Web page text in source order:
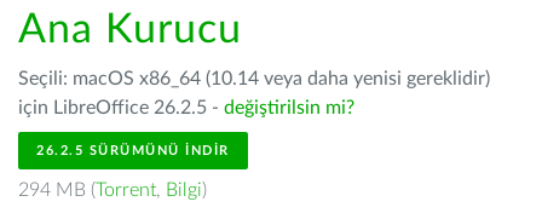
Ana Kurucu
Seçili: macOS x86_64 (10.14 veya daha yenisi gereklidir)
için LibreOffice 26.2.5 - değiştirilsin mi?
26.2.5 SÜRÜMÜNÜ İNDIR
294 MB (Torrent, Bilgi)